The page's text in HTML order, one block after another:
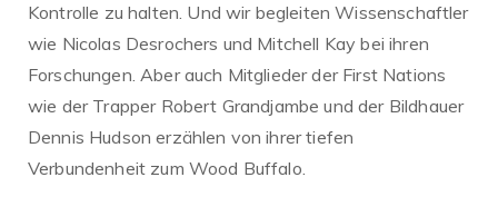
Kontrolle zu halten. Und wir begleiten Wissenschaftler
wie Nicolas Desrochers und Mitchell Kay bei ihren
Forschungen. Aber auch Mitglieder der First Nations
wie der Trapper Robert Grandjambe und der Bildhauer
Dennis Hudson erzählen von ihrer tiefen
Verbundenheit zum Wood Buffalo.